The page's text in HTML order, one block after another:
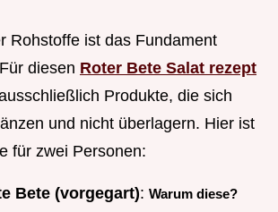
Rohstoffe ist das Fundament
diesen Roter Bete Salat rezept
Produkte, die sich
und nicht überlagern. Hier ist
für zwei Personen:
Bete (vorgegart): Warum diese?